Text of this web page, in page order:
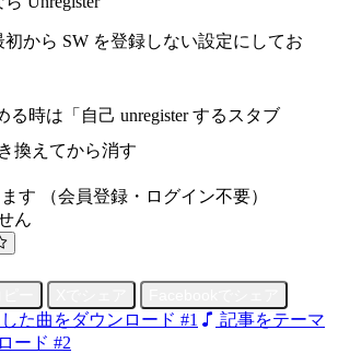
初から SW を登録しない設定にしてお
る時は「自己 unregister するスタブ
換えてから消す
す
（会員登録・ログイン不要）
ん
た曲をダウンロード #1
記事をテーマ
ード #2